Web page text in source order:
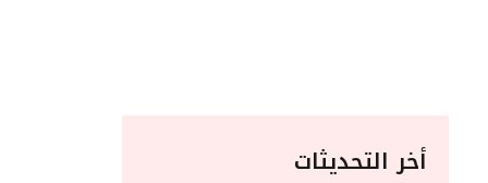
أخر التحديثات